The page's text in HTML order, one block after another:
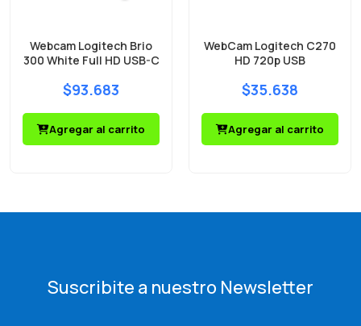
Webcam Logitech Brio
300 White Full HD USB-C
$93.683
Agregar al carrito
WebCam Logitech C270
HD 720p USB
$35.638
Agregar al carrito
Suscribite a nuestro Newsletter